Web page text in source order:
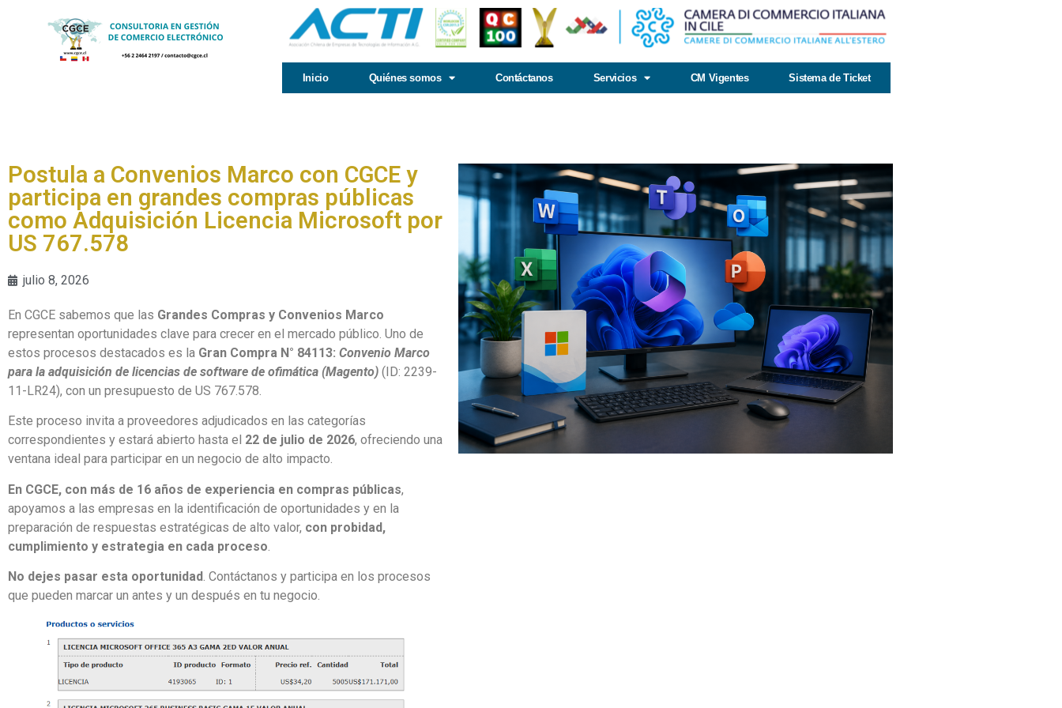
Inicio Quiénes somos Contáctanos Servicios CM Vigentes Sistema de Ticket
Postula a Convenios Marco con CGCE y
participa en grandes compras públicas
como Adquisición Licencia Microsoft por
US 767.578
julio 8, 2026
En CGCE sabemos que las Grandes Compras y Convenios Marco
representan oportunidades clave para crecer en el mercado público. Uno de
estos procesos destacados es la Gran Compra N° 84113: Convenio Marco
para la adquisición de licencias de software de ofimática (Magento) (ID: 2239-
11-LR24), con un presupuesto de US 767.578.
Este proceso invita a proveedores adjudicados en las categorías
correspondientes y estará abierto hasta el 22 de julio de 2026, ofreciendo una
ventana ideal para participar en un negocio de alto impacto.
En CGCE, con más de 16 años de experiencia en compras públicas,
apoyamos a las empresas en la identificación de oportunidades y en la
preparación de respuestas estratégicas de alto valor, con probidad,
cumplimiento y estrategia en cada proceso
No dejes pasar esta oportunidad. Contáctanos y participa en los procesos
que pueden marcar un antes y un después en tu negocio.